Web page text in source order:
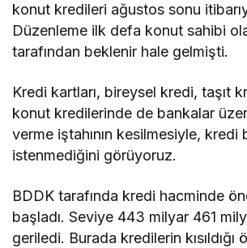
konut kredileri ağustos sonu
Düzenleme ilk defa konut sahibi
tarafından beklenir hale gelmişti.
Kredi kartları, bireysel kredi, taşıt
konut kredilerinde de bankalar
verme iştahının kesilmesiyle, kredi
istenmediğini görüyoruz.
BDDK tarafında kredi hacminde
başladı. Seviye 443 milyar 461
geriledi. Burada kredilerin kısıldığı